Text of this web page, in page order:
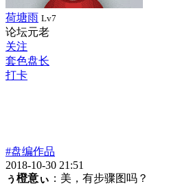
荷塘雨 Lv7
论坛元老
关注
套色盘长
打卡
#盘编作品
2018-10-30 21:51
ぅ橙意ぃ ：美，有步骤图吗？